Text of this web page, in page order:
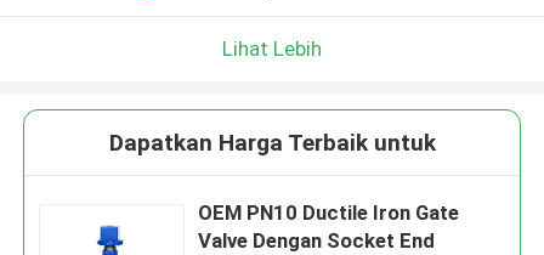
Lihat Lebih
Dapatkan Harga Terbaik untuk
OEM PN10 Ductile Iron Gate
Valve Dengan Socket End